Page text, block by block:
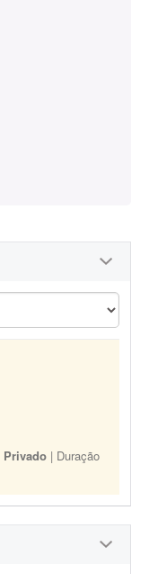
Privado | Duração